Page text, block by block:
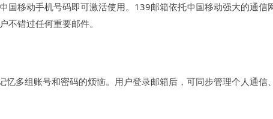
移动手机号码即可激活使用。139邮箱依托中国移动强大的通信
不错过任何重要邮件。
多组账号和密码的烦恼。用户登录邮箱后，可同步管理个人通信